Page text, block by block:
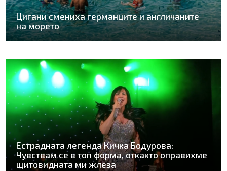
Цигани смениха германците и англичаните
на морето
Естрадната легенда Кичка Бодурова:
Чувствам се в топ форма, откакто оправихме
щитовидната ми жлеза